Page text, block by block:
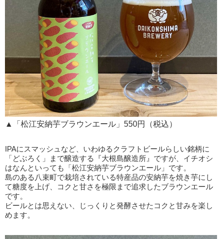
▲「松江安納芋ブラウンエール」550円（税込）
IPAにスマッシュなど、いわゆるクラフトビールらしい銘柄に
「どぶろく」まで醸造する『大根島醸造所』ですが、イチオシ
はなんといっても「松江安納芋ブラウンエール」です。
島のある八束町で栽培されている特産品の安納芋を焼き芋にし
て糖度を上げ、コクと甘さを極限まで追求したブラウンエール
です。
ビールとは思えない、じっくりと発酵させたコクと甘みを楽し
めます。